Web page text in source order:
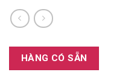
HÀNG CÓ SẴN